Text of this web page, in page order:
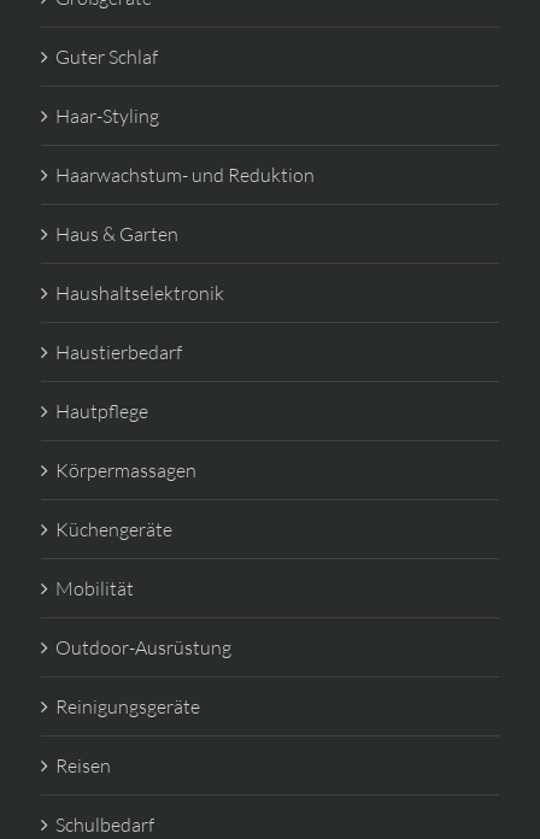
Guter Schlaf
Haar-Styling
Haarwachstum- und Reduktion
Haus & Garten
Haushaltselektronik
Haustierbedarf
Hautpflege
Körpermassagen
Küchengeräte
Mobilität
Outdoor-Ausrüstung
Reinigungsgeräte
Reisen
Schulbedarf